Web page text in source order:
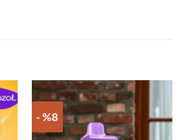
- %8